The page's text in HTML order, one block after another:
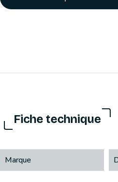
Fiche technique
Marque